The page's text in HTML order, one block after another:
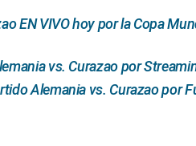
EN VIVO hoy por la Copa
vs. Curazao por
Alemania vs. Curazao por